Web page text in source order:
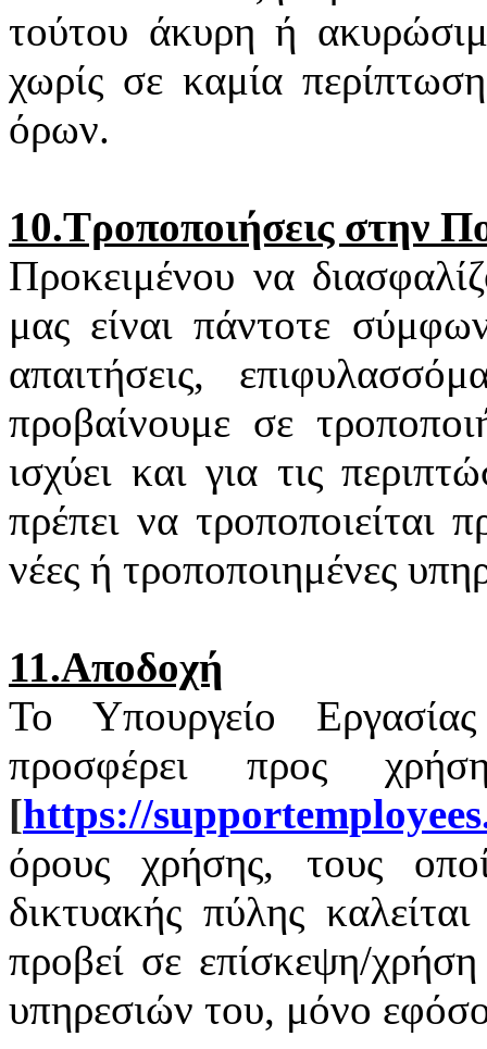
τούτου άκυρη ή
χωρίς σε καμία
όρων.
10.Τροποποιήσεις στην
Προκειμένου να
μας είναι πάντοτε
απαιτήσεις,
προβαίνουμε σε
ισχύει και για τις
πρέπει να τροποποιείται
νέες ή τροποποιημένες
11.Αποδοχή
Το Υπουργείο
προσφέρει προς
[https://supportemployees
όρους χρήσης, τους
δικτυακής πύλης
προβεί σε επίσκεψη/
υπηρεσιών του, μόνο